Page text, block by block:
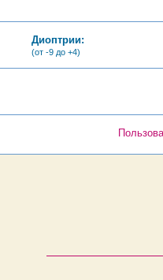
Диоптрии:
(от -9 до +4)